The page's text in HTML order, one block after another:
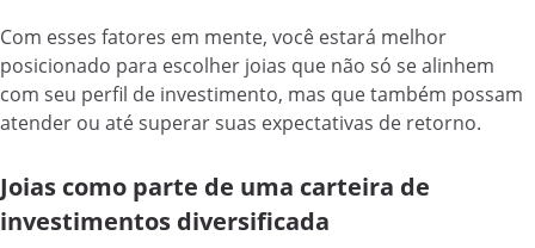
Com esses fatores em mente, você estará melhor
posicionado para escolher joias que não só se alinhem
com seu perfil de investimento, mas que também possam
atender ou até superar suas expectativas de retorno.
Joias como parte de uma carteira de
investimentos diversificada